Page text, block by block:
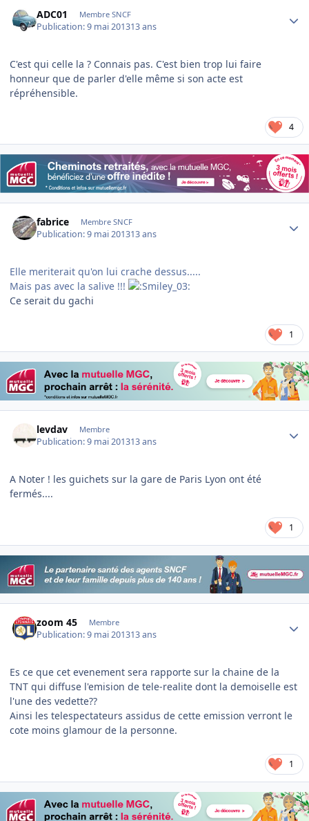
ADC01 Membre SNCF
Publication:9 mai 201313 ans
C'est qui celle la ? Connais pas. C'est bien trop lui faire
honneur que de parler d'elle même si son acte est
répréhensible.
4
fabrice Membre SNCF
Publication:9 mai 201313 ans
Elle meriterait qu'on lui crache dessus.....
Mais pas avec la salive !!!
Ce serait du gachi
1
levdav Membre
Publication:9 mai 201313 ans
A Noter ! les guichets sur la gare de Paris Lyon ont été
fermés....
1
zoom 45 Membre
Publication:9 mai 201313 ans
Es ce que cet evenement sera rapporte sur la chaine de la
TNT qui diffuse l'emision de tele-realite dont la demoiselle est
l'une des vedette??
Ainsi les telespectateurs assidus de cette emission verront le
cote moins glamour de la personne.
1